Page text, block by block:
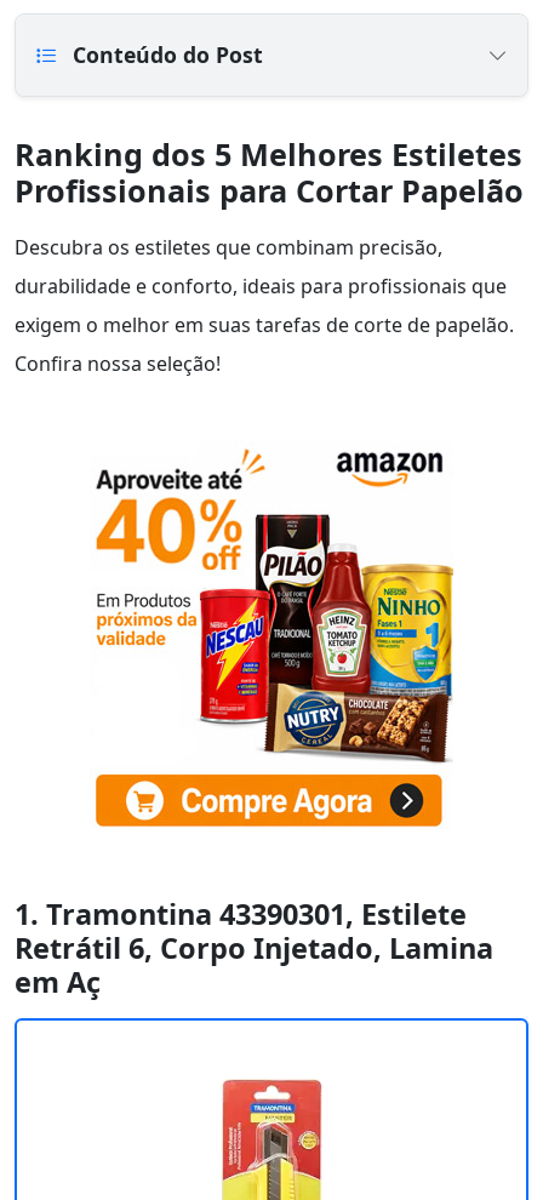
Conteúdo do Post
Ranking dos 5 Melhores Estiletes
Profissionais para Cortar Papelão
Descubra os estiletes que combinam precisão,
durabilidade e conforto, ideais para profissionais que
exigem o melhor em suas tarefas de corte de papelão.
Confira nossa seleção!
1. Tramontina 43390301, Estilete
Retrátil 6, Corpo Injetado, Lamina
em Aç